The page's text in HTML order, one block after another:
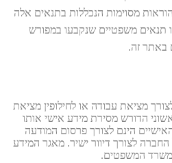
מסוימות הנכללות בתנאים אלה
תנאים משפטיים שנקבעו במפורש
באתר זה.
מציאת עבודה או לחילופין מציאת
הדורש מסירת מידע אישי אותו
הינם לצורך פרסום המודעה
לצורך דיוור ישיר. מאגר המידע
המשפטים.